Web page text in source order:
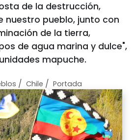
de la destrucción,
nuestro pueblo, junto con
de la tierra,
de agua marina y dulce",
mapuche.
/ Chile / Portada